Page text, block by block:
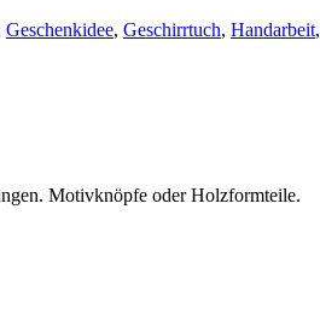
Geschenkidee, Geschirrtuch, Handarbeit,
Motivknöpfe oder Holzformteile.